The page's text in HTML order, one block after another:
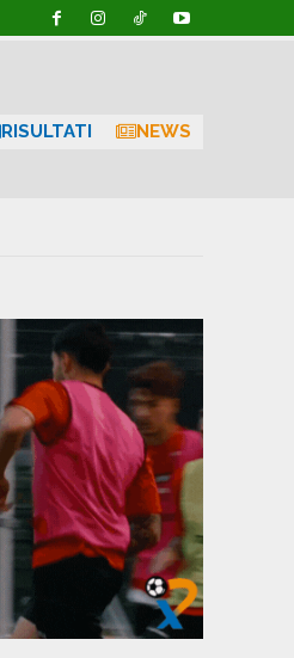
RISULTATI NEWS